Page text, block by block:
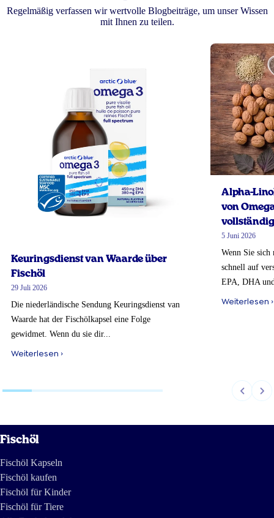
Regelmäßig verfassen wir wertvolle Blogbeiträge, um unser Wissen
mit Ihnen zu teilen.
Keuringsdienst van Waarde über
Fischöl
29 Juli 2026
Die niederländische Sendung Keuringsdienst van
Waarde hat der Fischölkapsel eine Folge
gewidmet. Wenn du sie dir...
Weiterlesen ›
Alpha-
von
5 Juni 2026
Wenn Sie sich
schnell auf
EPA, DHA
Weiterlesen ›
Fischöl
Fischöl Kapseln
Fischöl kaufen
Fischöl für Kinder
Fischöl für Tiere